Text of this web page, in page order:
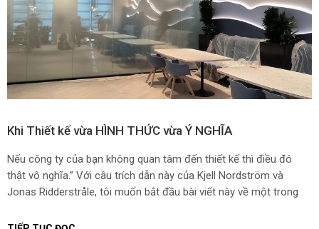
Khi Thiết kế vừa HÌNH THỨC vừa Ý NGHĨA
Nếu công ty của bạn không quan tâm đến thiết kế thì điều đó
thật vô nghĩa.” Với câu trích dẫn này của Kjell Nordström và
Jonas Ridderstråle, tôi muốn bắt đầu bài viết này về một trong
khai ở Moscow.